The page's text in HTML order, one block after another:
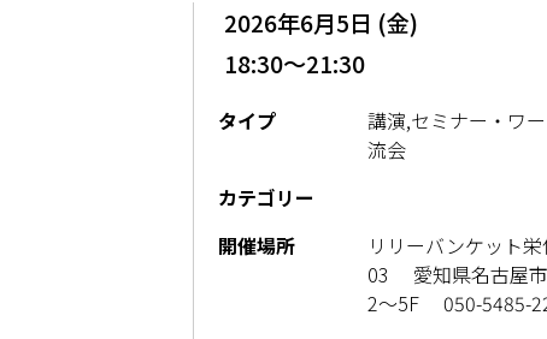
2026年6月5日 (金)
18:30～21:30
タイプ
講演,セミナー・ワ
流会
カテゴリー
開催場所
リリーバンケット
03 愛知県名古屋
2～5F 050-5485-